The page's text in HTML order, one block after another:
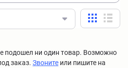
подошел ни один товар. Возможно
заказ. Звоните или пишите на